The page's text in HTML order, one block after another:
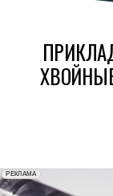
erid: 2VfnxxmNzs5
РЕКЛАМА